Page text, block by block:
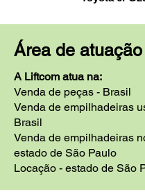
Área de atuação
A Liftcom atua na:
Venda de peças - Brasil
Venda de empilhadeiras
Brasil
Venda de empilhadeiras
estado de São Paulo
Locação - estado de São